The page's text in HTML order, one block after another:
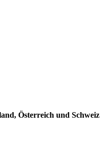
Österreich und Schweiz